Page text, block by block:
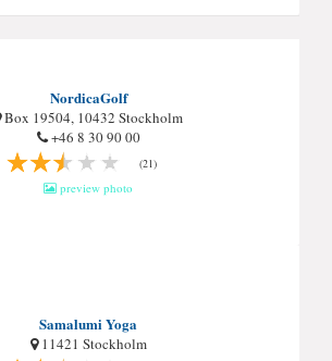
NordicaGolf
Box 19504, 10432 Stockholm
+46 8 30 90 00
(21)
preview photo
Samalumi Yoga
11421 Stockholm